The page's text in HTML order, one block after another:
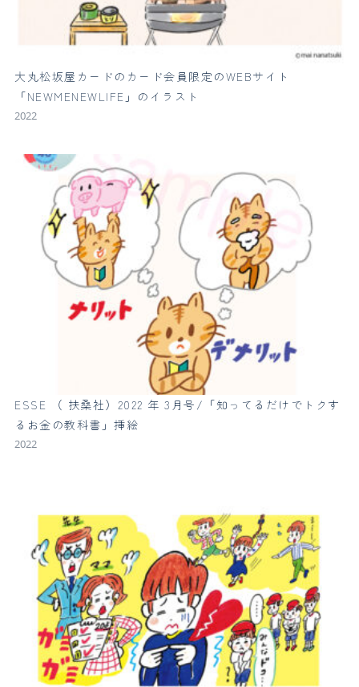
大丸松坂屋カードのカード会員限定のWEBサイト
「NEWMENEWLIFE」のイラスト
2022
ESSE （ 扶桑社）2022 年 3月号/「知ってるだけでトクす
るお金の教科書」挿絵
2022